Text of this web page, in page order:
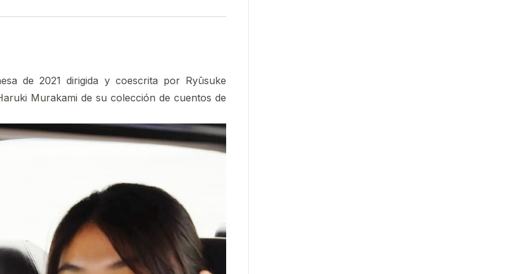
de 2021 dirigida y coescrita por Ryūsuke
Murakami de su colección de cuentos de